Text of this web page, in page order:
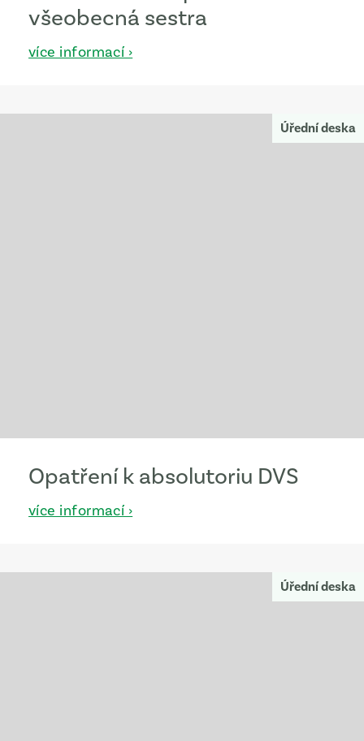
všeobecná sestra
více informací ›
Úřední deska
Opatření k absolutoriu DVS
více informací ›
Úřední deska